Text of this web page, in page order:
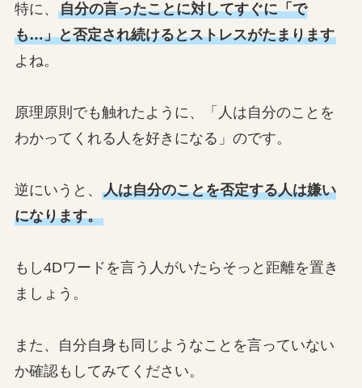
特に、 自分の言ったことに対してすぐに「で
も…」と否定され続けるとストレスがたまります
よね。
原理原則でも触れたように、「人は自分のことを
わかってくれる人を好きになる」のです。
逆にいうと、 人は自分のことを否定する人は嫌い
になります。
もし4Dワードを言う人がいたらそっと距離を置き
ましょう。
また、自分自身も同じようなことを言っていない
か確認もしてみてください。